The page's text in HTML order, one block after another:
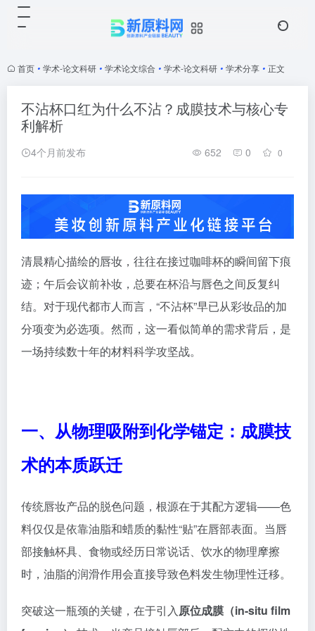
首页 • 学术-论文科研 • 学术论文综合 • 学术-论文科研 • 学术分享 • 正文
不沾杯口红为什么不沾？成膜技术与核心专
利解析
4个月前发布 652 0 0
清晨精心描绘的唇妆，往往在接过咖啡杯的瞬间留下痕
迹；午后会议前补妆，总要在杯沿与唇色之间反复纠
结。对于现代都市人而言，“不沾杯”早已从彩妆品的加
分项变为必选项。然而，这一看似简单的需求背后，是
一场持续数十年的材料科学攻坚战。
一、从物理吸附到化学锚定：成膜技
术的本质跃迁
传统唇妆产品的脱色问题，根源在于其配方逻辑——色
料仅仅是依靠油脂和蜡质的黏性“贴”在唇部表面。当唇
部接触杯具、食物或经历日常说话、饮水的物理摩擦
时，油脂的润滑作用会直接导致色料发生物理性迁移。
突破这一瓶颈的关键，在于引入原位成膜（in-situ film